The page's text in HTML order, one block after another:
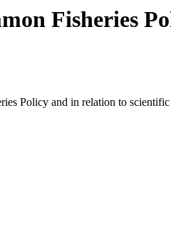
Fisheries
Policy and in relation to